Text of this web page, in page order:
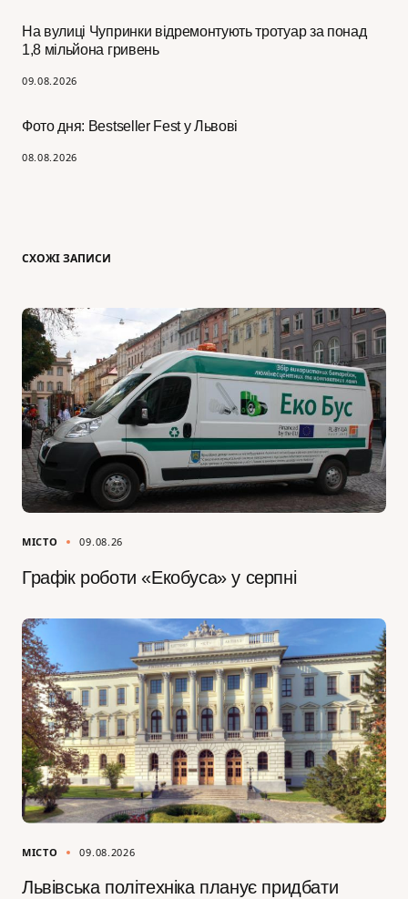
На вулиці Чупринки відремонтують тротуар за понад
1,8 мільйона гривень
09.08.2026
Фото дня: Bestseller Fest у Львові
08.08.2026
СХОЖІ ЗАПИСИ
МІСТО 09.08.26
Графік роботи «Екобуса» у серпні
МІСТО 09.08.2026
Львівська політехніка планує придбати